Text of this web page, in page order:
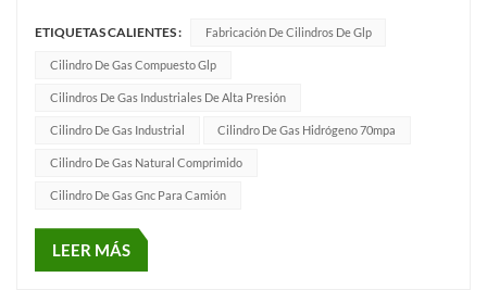
(GNC-1, GNC-2, GNC-3, GNC-4), conjuntos de cilindros de
GNC, conjuntos de bastidores de GNC y sistemas de
suministro de...
ETIQUETAS CALIENTES : Fabricación De Cilindros De Glp
Cilindro De Gas Compuesto Glp
Cilindros De Gas Industriales De Alta Presión
Cilindro De Gas Industrial Cilindro De Gas Hidrógeno 70mpa
Cilindro De Gas Natural Comprimido
Cilindro De Gas Gnc Para Camión
LEER MÁS